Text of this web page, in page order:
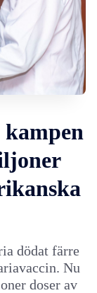
dödat färre
Nu
doser av